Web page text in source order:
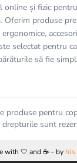
online și fizic
Oferim produse
selectat pentru
să fie
produse pentru
drepturile sunt
with 🤍 and ☕️ – by